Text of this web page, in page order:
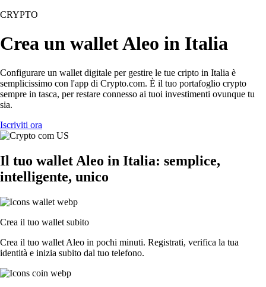
CRYPTO
Crea un wallet Aleo in Italia
Configurare un wallet digitale per gestire le tue cripto in Italia è
semplicissimo con l'app di Crypto.com. È il tuo portafoglio crypto
sempre in tasca, per restare connesso ai tuoi investimenti ovunque tu
sia.
Iscriviti ora
Il tuo wallet Aleo in Italia: semplice,
intelligente, unico
Crea il tuo wallet subito
Crea il tuo wallet Aleo in pochi minuti. Registrati, verifica la tua
identità e inizia subito dal tuo telefono.